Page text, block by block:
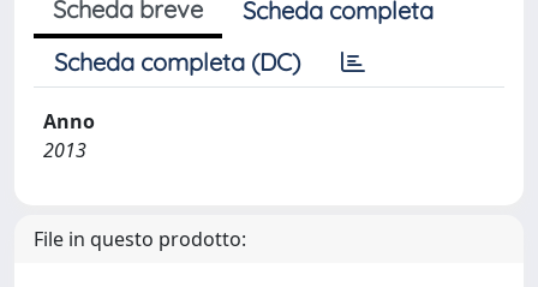
Scheda breve
Scheda completa
Scheda completa (DC)
Anno
2013
File in questo prodotto: